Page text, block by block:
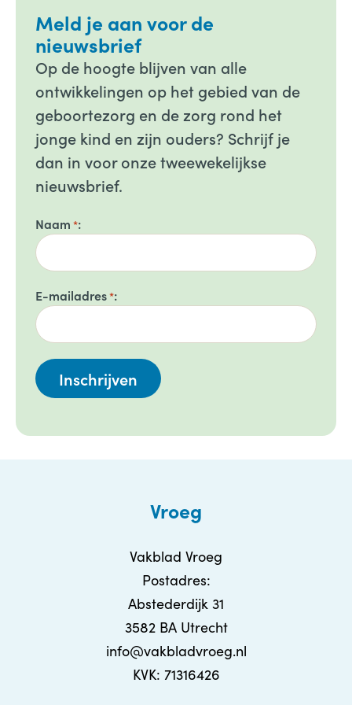
Meld je aan voor de
nieuwsbrief
Op de hoogte blijven van alle
ontwikkelingen op het gebied van de
geboortezorg en de zorg rond het
jonge kind en zijn ouders? Schrijf je
dan in voor onze tweewekelijkse
nieuwsbrief.
Naam *
E-mailadres*
Vroeg
Vakblad Vroeg
Postadres:
Abstederdijk 31
3582 BA Utrecht
info@vakbladvroeg.nl
KVK: 71316426